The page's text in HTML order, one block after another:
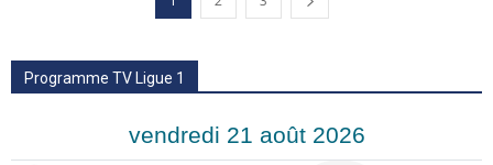
Programme TV Ligue 1